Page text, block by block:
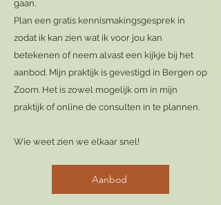
gaan.
Plan een gratis kennismakingsgesprek in
zodat ik kan zien wat ik voor jou kan
betekenen of neem alvast een kijkje bij het
aanbod. Mijn praktijk is gevestigd in Bergen op
Zoom. Het is zowel mogelijk om in mijn
praktijk of online de consulten in te plannen.
Wie weet zien we elkaar snel!
Aanbod